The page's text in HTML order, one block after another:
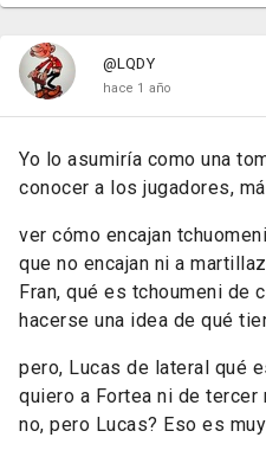
@LQDY
hace 1 año
Yo lo asumiría como una
conocer a los jugadores,
ver cómo encajan
que no encajan ni a
Fran, qué es tchoumeni de
hacerse una idea de qué
pero, Lucas de lateral qué
quiero a Fortea ni de tercer
no, pero Lucas? Eso es